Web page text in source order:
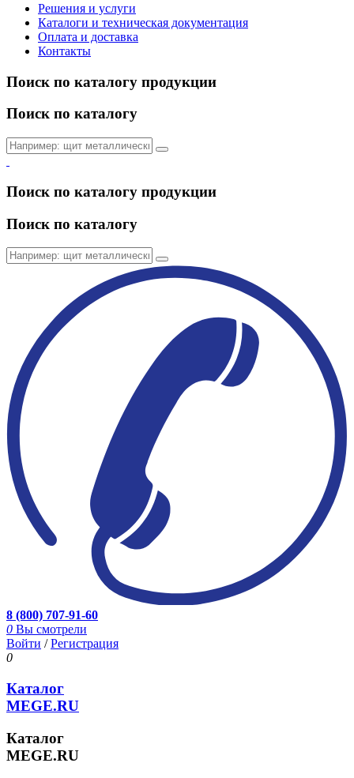
Решения и услуги
Каталоги и техническая документация
Оплата и доставка
Контакты
Поиск по каталогу продукции
Поиск по каталогу
Поиск по каталогу продукции
Поиск по каталогу
8 (800) 707-91-60
0 Вы смотрели
Войти /Регистрация
0
Каталог
MEGE.RU
Каталог
MEGE.RU